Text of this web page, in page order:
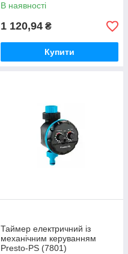
В наявності
1 120,94 ₴
Купити
Таймер електричний із
механічним керуванням
Presto-PS (7801)